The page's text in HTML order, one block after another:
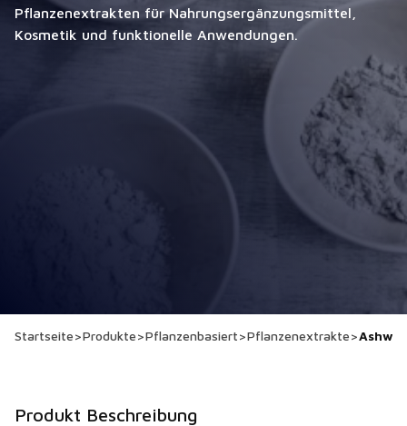
Pflanzenextrakten für Nahrungsergänzungsmittel,
Kosmetik und funktionelle Anwendungen.
Startseite>Produkte>Pflanzenbasiert>Pflanzenextrakte>
Produkt Beschreibung